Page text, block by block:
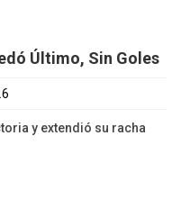
Último, Sin Goles
y extendió su racha